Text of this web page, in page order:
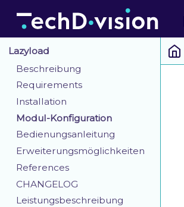
Lazyload
Beschreibung
Requirements
Installation
Modul-Konfiguration
Bedienungsanleitung
Erweiterungsmöglichkeiten
References
CHANGELOG
Leistungsbeschreibung